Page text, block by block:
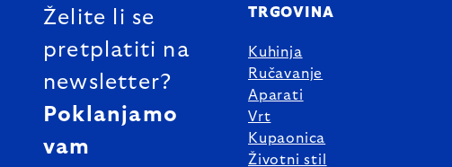
Želite li se
pretplatiti na
newsletter?
Poklanjamo
vam
TRGOVINA
Kuhinja
Ručavanje
Aparati
Vrt
Kupaonica
Životni stil